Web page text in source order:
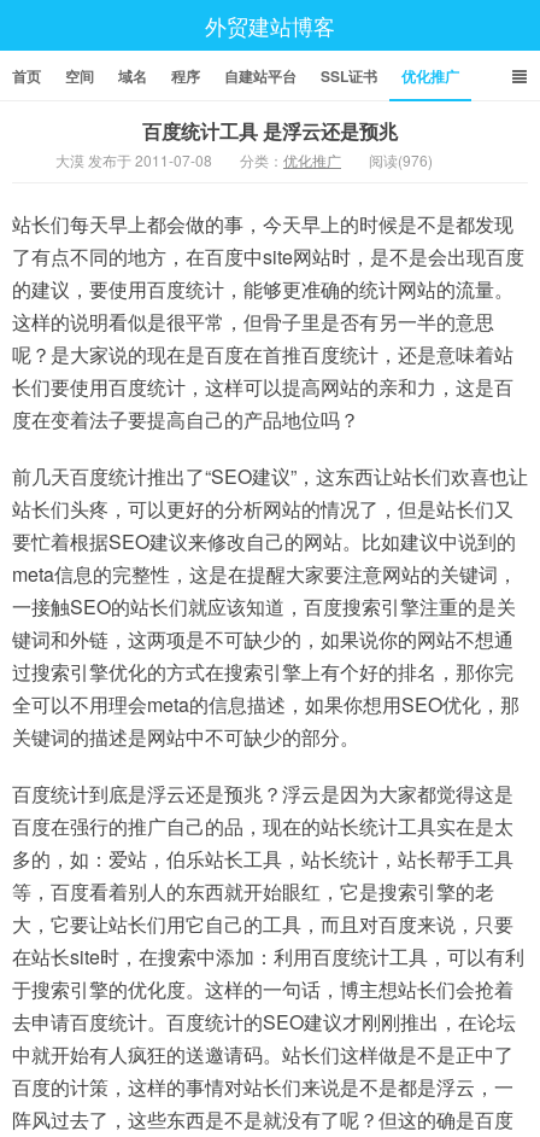
外贸建站博客
首页 空间 域名 程序 自建站平台 SSL证书 优化推广
百度统计工具 是浮云还是预兆
大漠 发布于 2011-07-08 分类： 优化推广 阅读(976)
站长们每天早上都会做的事，今天早上的时候是不是都发现
了有点不同的地方，在百度中site网站时，是不是会出现百度
的建议，要使用百度统计，能够更准确的统计网站的流量。
这样的说明看似是很平常，但骨子里是否有另一半的意思
呢？是大家说的现在是百度在首推百度统计，还是意味着站
长们要使用百度统计，这样可以提高网站的亲和力，这是百
度在变着法子要提高自己的产品地位吗？
前几天百度统计推出了“SEO建议”，这东西让站长们欢喜也让
站长们头疼，可以更好的分析网站的情况了，但是站长们又
要忙着根据SEO建议来修改自己的网站。比如建议中说到的
meta信息的完整性，这是在提醒大家要注意网站的关键词，
一接触SEO的站长们就应该知道，百度搜索引擎注重的是关
键词和外链，这两项是不可缺少的，如果说你的网站不想通
过搜索引擎优化的方式在搜索引擎上有个好的排名，那你完
全可以不用理会meta的信息描述，如果你想用SEO优化，那
关键词的描述是网站中不可缺少的部分。
百度统计到底是浮云还是预兆？浮云是因为大家都觉得这是
百度在强行的推广自己的品，现在的站长统计工具实在是太
多的，如：爱站，伯乐站长工具，站长统计，站长帮手工具
等，百度看着别人的东西就开始眼红，它是搜索引擎的老
大，它要让站长们用它自己的工具，而且对百度来说，只要
在站长site时，在搜索中添加：利用百度统计工具，可以有利
于搜索引擎的优化度。这样的一句话，博主想站长们会抢着
去申请百度统计。百度统计的SEO建议才刚刚推出，在论坛
中就开始有人疯狂的送邀请码。站长们这样做是不是正中了
百度的计策，这样的事情对站长们来说是不是都是浮云，一
阵风过去了，这些东西是不是就没有了呢？但这的确是百度